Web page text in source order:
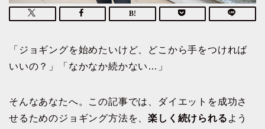
「ジョギングを始めたいけど、どこから手をつければ
いいの？」「なかなか続かない…」
そんなあなたへ。この記事では、ダイエットを成功さ
せるためのジョギング方法を、楽しく続けられる よう